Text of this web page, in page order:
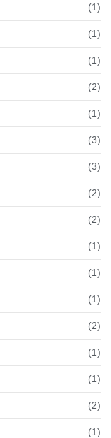
(1)
(1)
(1)
(2)
(1)
(3)
(3)
(2)
(2)
(1)
(1)
(1)
(2)
(1)
(1)
(2)
(1)